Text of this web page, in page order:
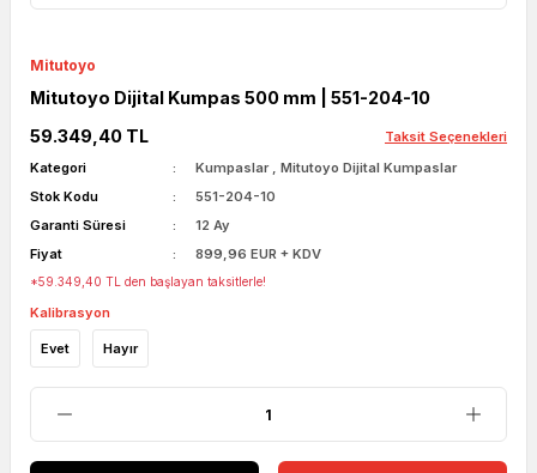
Mitutoyo
Mitutoyo Dijital Kumpas 500 mm | 551-204-10
59.349,40 TL
Taksit Seçenekleri
Kategori
Kumpaslar ,Mitutoyo Dijital Kumpaslar
Stok Kodu
551-204-10
Garanti Süresi
12 Ay
Fiyat
899,96 EUR + KDV
*59.349,40 TL den başlayan taksitlerle!
Kalibrasyon
Evet Hayır